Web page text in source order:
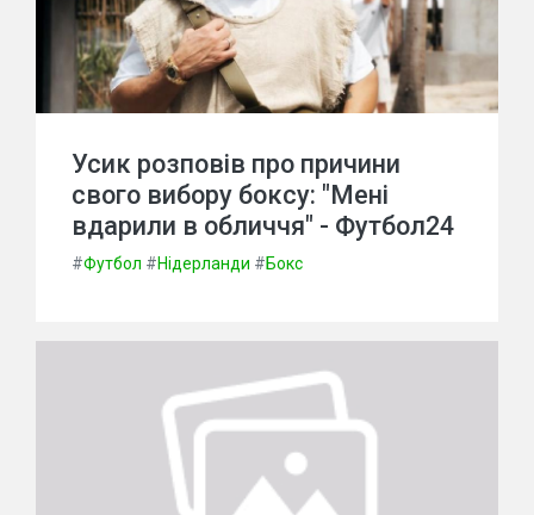
Усик розповів про причини
свого вибору боксу: "Мені
вдарили в обличчя" - Футбол24
#Футбол #Нідерланди #Бокс